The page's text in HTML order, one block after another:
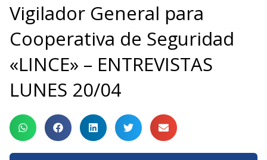
Vigilador General para
Cooperativa de Seguridad
«LINCE» – ENTREVISTAS
LUNES 20/04